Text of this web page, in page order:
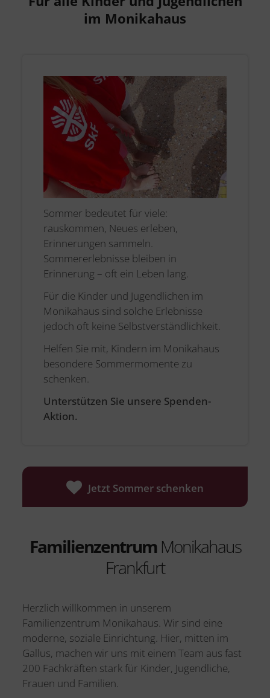
im Monikahaus
Sommer bedeutet für viele:
rauskommen, Neues erleben,
Erinnerungen sammeln.
Sommererlebnisse bleiben in
Erinnerung – oft ein Leben lang.
Für die Kinder und Jugendlichen im
Monikahaus sind solche Erlebnisse
jedoch oft keine Selbstverständlichkeit.
Helfen Sie mit, Kindern im Monikahaus
besondere Sommermomente zu
schenken.
Unterstützen Sie unsere Spenden-
Aktion.
Jetzt Sommer schenken
Familienzentrum Monikahaus
Frankfurt
Herzlich willkommen in unserem
Familienzentrum Monikahaus. Wir sind eine
moderne, soziale Einrichtung. Hier, mitten im
Gallus, machen wir uns mit einem Team aus fast
200 Fachkräften stark für Kinder, Jugendliche,
Frauen und Familien.